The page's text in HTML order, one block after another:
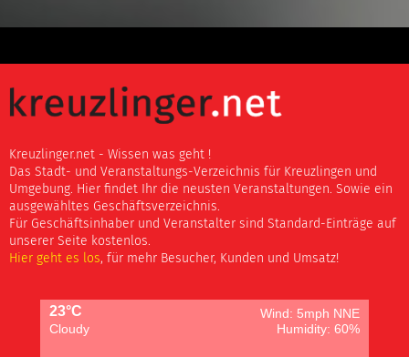
Kreuzlinger.net - Wissen was geht !
Das Stadt- und Veranstaltungs-Verzeichnis für Kreuzlingen und
Umgebung. Hier findet Ihr die neusten Veranstaltungen. Sowie ein
ausgewähltes Geschäftsverzeichnis.
Für Geschäftsinhaber und Veranstalter sind Standard-Einträge auf
unserer Seite kostenlos.
Hier geht es los, für mehr Besucher, Kunden und Umsatz!
23°C
Wind: 5mph NNE
Cloudy
Humidity: 60%